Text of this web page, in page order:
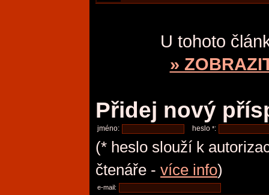
U tohoto
»
Přidej nový
jméno: heslo *:
(* heslo slouží k
čtenáře - více info)
e-mail: